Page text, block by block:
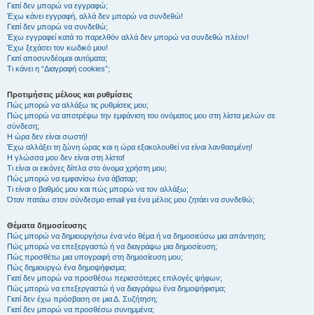
Γιατί δεν μπορώ να εγγραφώ;
Έχω κάνει εγγραφή, αλλά δεν μπορώ να συνδεθώ!
Γιατί δεν μπορώ να συνδεθώ;
Έχω εγγραφεί κατά το παρελθόν αλλά δεν μπορώ να συνδεθώ πλέον!
Έχω ξεχάσει τον κωδικό μου!
Γιατί αποσυνδέομαι αυτόματα;
Τι κάνει η “Διαγραφή cookies”;
Προτιμήσεις μέλους και ρυθμίσεις
Πώς μπορώ να αλλάξω τις ρυθμίσεις μου;
Πώς μπορώ να αποτρέψω την εμφάνιση του ονόματος μου στη λίστα μελών σε
σύνδεση;
Η ώρα δεν είναι σωστή!
Έχω αλλάξει τη ζώνη ώρας και η ώρα εξακολουθεί να είναι λανθασμένη!
Η γλώσσα μου δεν είναι στη λίστα!
Τι είναι οι εικόνες δίπλα στο όνομα χρήστη μου;
Πώς μπορώ να εμφανίσω ένα άβαταρ;
Τι είναι ο βαθμός μου και πώς μπορώ να τον αλλάξω;
Όταν πατάω στον σύνδεσμο email για ένα μέλος μου ζητάει να συνδεθώ;
Θέματα δημοσίευσης
Πώς μπορώ να δημιουργήσω ένα νέο θέμα ή να δημοσιεύσω μια απάντηση;
Πώς μπορώ να επεξεργαστώ ή να διαγράψω μια δημοσίευση;
Πώς προσθέτω μια υπογραφή στη δημοσίευση μου;
Πώς δημιουργώ ένα δημοψήφισμα;
Γιατί δεν μπορώ να προσθέσω περισσότερες επιλογές ψήφων;
Πώς μπορώ να επεξεργαστώ ή να διαγράψω ένα δημοψήφισμα;
Γιατί δεν έχω πρόσβαση σε μια Δ. Συζήτηση;
Γιατί δεν μπορώ να προσθέσω συνημμένα;